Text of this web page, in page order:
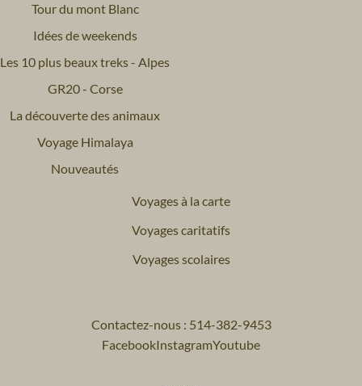
Tour du mont Blanc
Idées de weekends
Les 10 plus beaux treks - Alpes
GR20 - Corse
La découverte des animaux
Voyage Himalaya
Nouveautés
Voyages à la carte
Voyages caritatifs
Voyages scolaires
Contactez-nous : 514-382-9453
FacebookInstagramYoutube